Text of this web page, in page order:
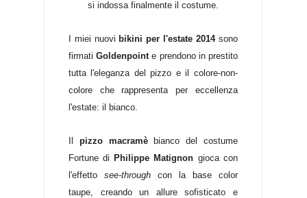
si indossa finalmente il costume.
I miei nuovi bikini per l'estate 2014sono
firmatiGoldenpointe prendono in prestito
tutta l'eleganza del pizzo e il colore-non-
colore che rappresenta per eccellenza
l'estate: il bianco.
pizzo macramèbianco del costume
Fortune di Philippe Matignon gioca con
l'effetto see-throughcon la base color
taupe, creando un allure sofisticato e